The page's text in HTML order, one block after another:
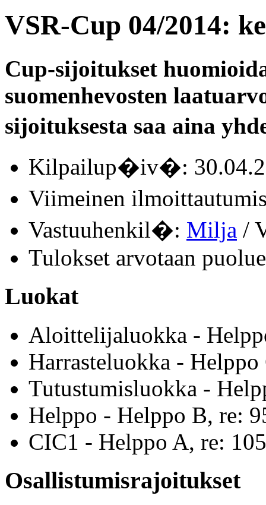
VSR-Cup 04/2014:
Cup-sijoitukset
suomenhevosten
sijoituksesta saa aina
Kilpailup�iv�:
Viimeinen
Vastuuhenkil�: Milja /
Tulokset arvotaan
Luokat
Aloittelijaluokka -
Harrasteluokka -
Tutustumisluokka -
Helppo - Helppo B, re:
CIC1 - Helppo A, re:
Osallistumisrajoitukset